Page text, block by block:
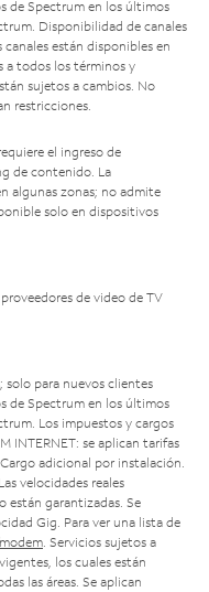
de Spectrum en los últimos
Disponibilidad de canales
están disponibles en
a todos los términos y
sujetos a cambios. No
restricciones.
el ingreso de
de contenido. La
algunas zonas; no admite
solo en dispositivos
de video de TV
para nuevos clientes
de Spectrum en los últimos
Los impuestos y cargos
INTERNET: se aplican tarifas
adicional por instalación.
velocidades reales
están garantizadas. Se
Gig. Para ver una lista de
. Servicios sujetos a
los cuales están
las áreas. Se aplican